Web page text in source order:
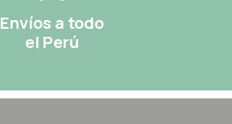
Envíos a todo
el Perú